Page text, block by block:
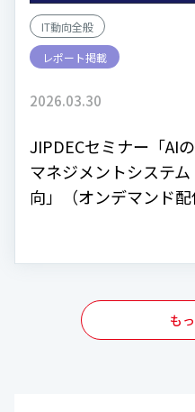
IT動向全般
レポート掲載
2026.03.30
JIPDECセミナー「AI
マネジメントシステ
向」（オンデマンド配
も